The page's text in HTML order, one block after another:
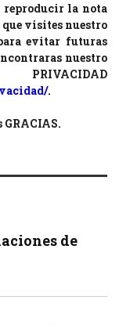
reproducir la nota
visites nuestro
evitar futuras
nuestro
.
de